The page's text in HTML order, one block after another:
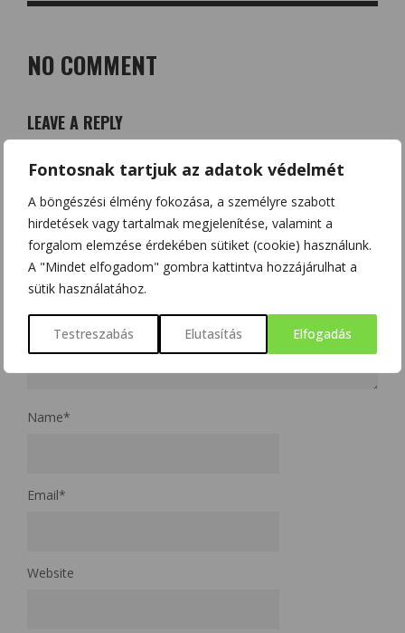
Fontosnak tartjuk az adatok védelmét
A böngészési élmény fokozása, a személyre szabott
hirdetések vagy tartalmak megjelenítése, valamint a
forgalom elemzése érdekében sütiket (cookie) használunk.
A "Mindet elfogadom" gombra kattintva hozzájárulhat a
sütik használatához.
Testreszabás Elutasítás Elfogadás
NO COMMENT
LEAVE A REPLY
karakterrel jelöltük
Name*
Email*
Website